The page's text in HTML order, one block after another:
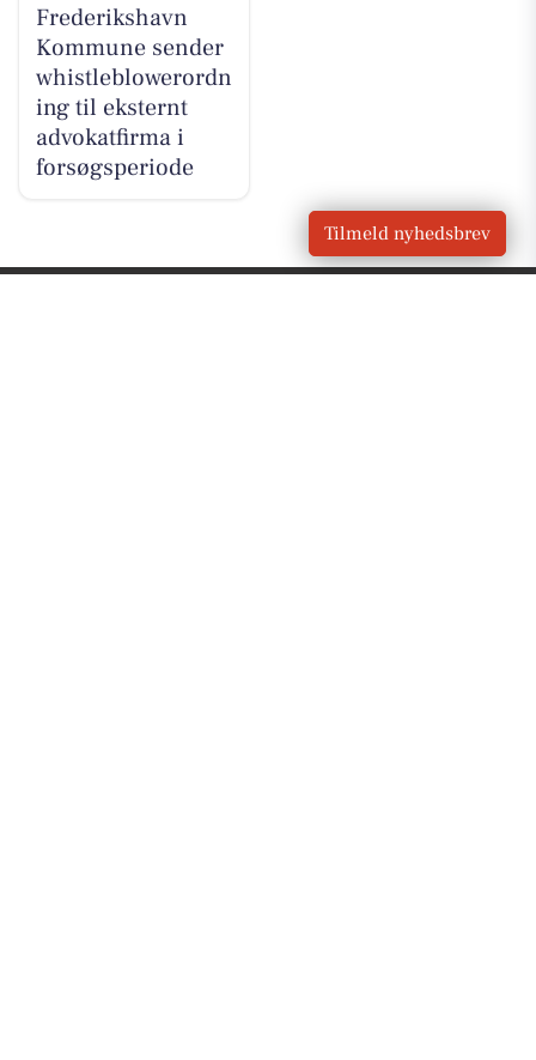
Frederikshavn
Kommune sender
whistleblowerordn
ing til eksternt
advokatfirma i
forsøgsperiode
Tilmeld nyhedsbrev